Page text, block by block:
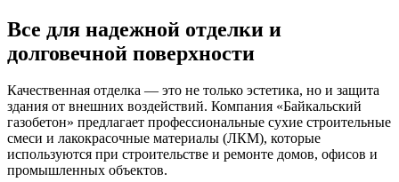
Все для надежной отделки и
долговечной поверхности
Качественная отделка — это не только эстетика, но и защита
здания от внешних воздействий. Компания «Байкальский
газобетон» предлагает профессиональные сухие строительные
смеси и лакокрасочные материалы (ЛКМ), которые
используются при строительстве и ремонте домов, офисов и
промышленных объектов.